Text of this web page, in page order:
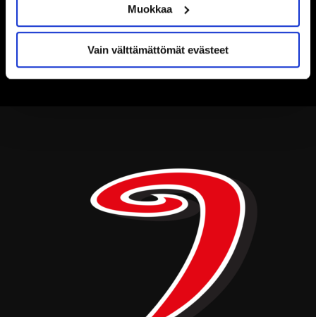
Muokkaa
Vain välttämättömät evästeet